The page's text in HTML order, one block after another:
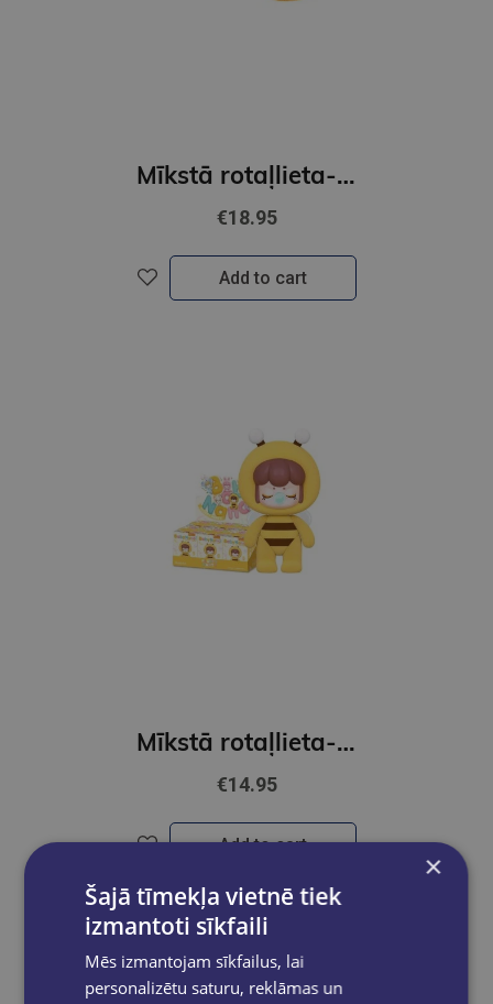
Mīkstā rotaļlieta- Fruit Mood Plush Pendant
€18.95
Add to cart
Mīkstā rotaļlieta- Rolife Baby Nanci Fluffy Party, Pārsteiguma figūriņa
€14.95
Add to cart
×
Šajā tīmekļa vietnē tiek
izmantoti sīkfaili
Mēs izmantojam sīkfailus, lai
personalizētu saturu, reklāmas un